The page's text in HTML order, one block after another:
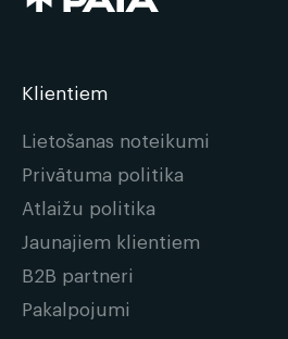
Klientiem
Lietošanas noteikumi
Privātuma politika
Atlaižu politika
Jaunajiem klientiem
B2B partneri
Pakalpojumi